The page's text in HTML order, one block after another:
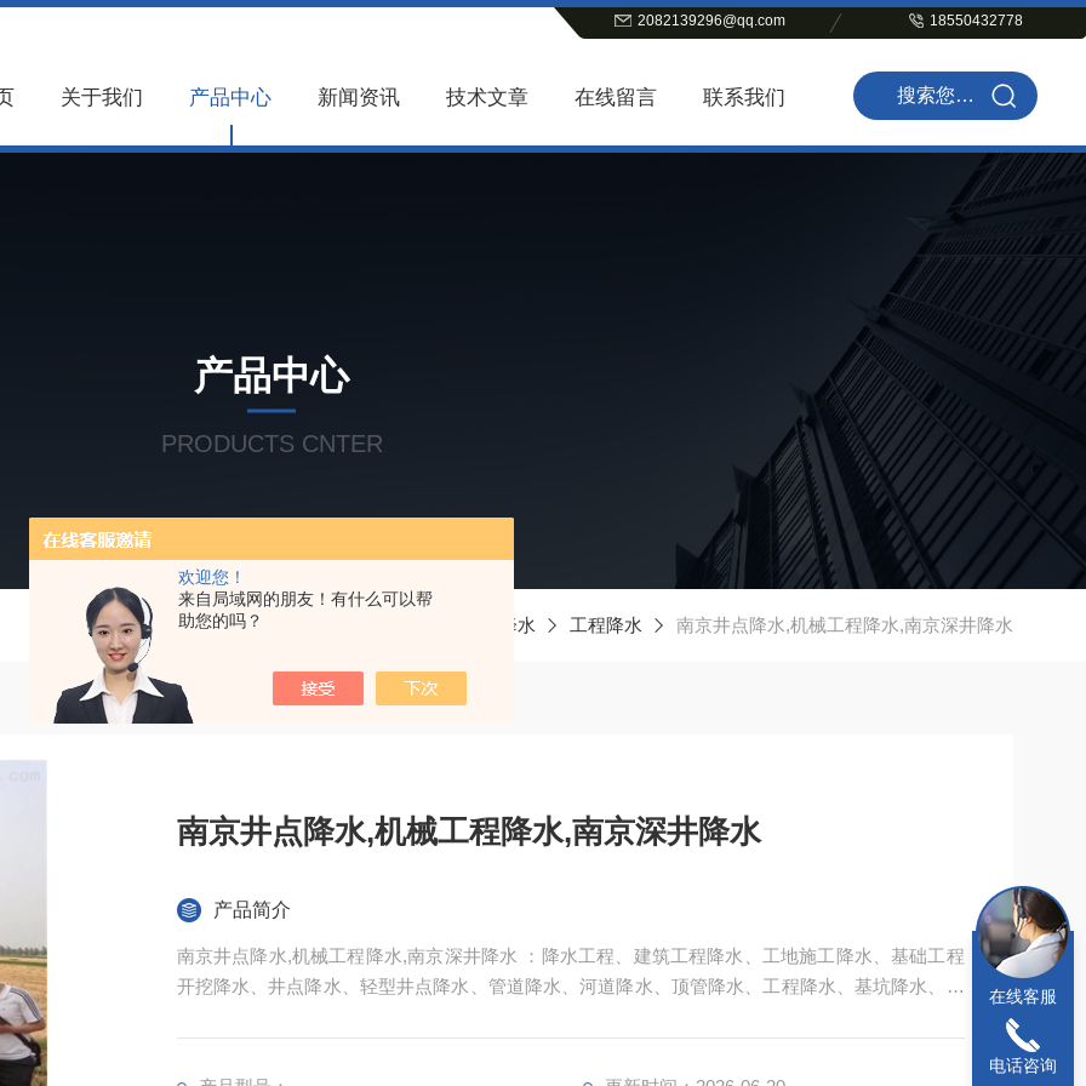
欢迎您！
来自局域网的朋友！有什么可以帮
助您的吗？
2082139296@qq.com 18550432778
关于我们 产品中心 新闻资讯 技术文章 在线留言 联系我们
产品中心
PRODUCTS CNTER
当前位置： 井点降水 工程降水 南京井点降水,机械工程降水,南京深井降水
南京井点降水,机械工程降水,南京深井降水
产品简介
南京井点降水,机械工程降水,南京深井降水 ：降水工程、建筑工程降水、工地施工降水、基础工程
开挖降水、井点降水、轻型井点降水、管道降水、河道降水、顶管降水、工程降水、基坑降水、深
在线客服
电话咨询